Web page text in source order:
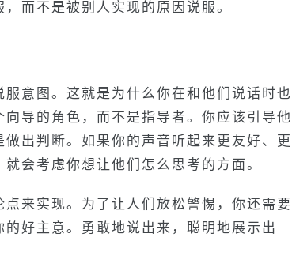
而不是被别人实现的原因说服。
意图。这就是为什么你在和他们说话时也
导的角色，而不是指导者。你应该引导他
出判断。如果你的声音听起来更友好、更
会考虑你想让他们怎么思考的方面。
来实现。为了让人们放松警惕，你还需要
好主意。勇敢地说出来，聪明地展示出